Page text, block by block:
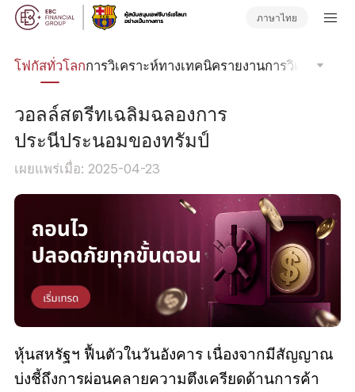
ภาษาไทย
โฟกัสทั่วโลกการวิเคราะห์ทางเทคนิครายงานการวิเคราะห์
วอลล์สตรีทเฉลิมฉลองการ
ประนีประนอมของทรัมป์
เผยแพร่เมื่อ: 2025-04-23
หุ้นสหรัฐฯ ฟื้นตัวในวันอังคาร เนื่องจากมีสัญญาณ
บ่งชี้ถึงการผ่อนคลายความตึงเครียดด้านการค้า